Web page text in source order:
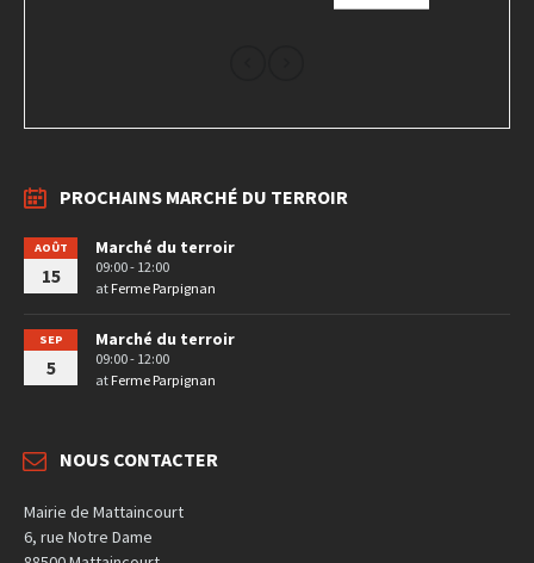
PROCHAINS MARCHÉ DU TERROIR
AOÛT
15
Marché du terroir
09:00 - 12:00
at Ferme Parpignan
SEP
5
Marché du terroir
09:00 - 12:00
at Ferme Parpignan
NOUS CONTACTER
Mairie de Mattaincourt
6, rue Notre Dame